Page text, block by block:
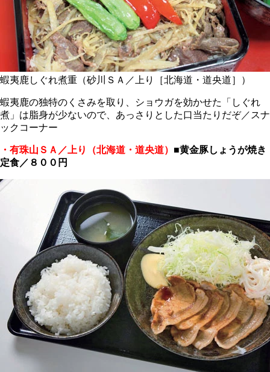
蝦夷鹿しぐれ煮重（砂川ＳＡ／上り［北海道・道央道］）
蝦夷鹿の独特のくさみを取り、ショウガを効かせた「しぐれ
煮」は脂身が少ないので、あっさりとした口当たりだぞ／スナ
ックコーナー
・有珠山ＳＡ／上り（北海道・道央道） ■黄金豚しょうが焼き
定食／８００円